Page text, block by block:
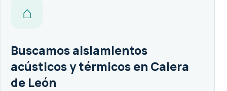
⌂
Buscamos aislamientos
acústicos y térmicos en Calera
de León